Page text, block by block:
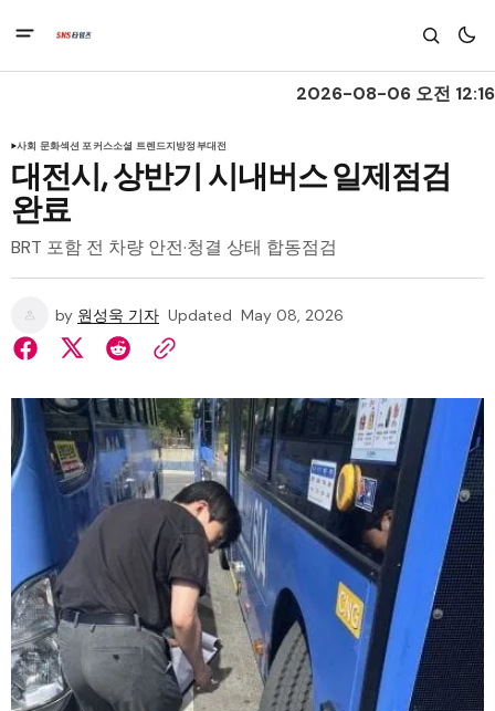
2026-08-06 오전 12:16
사회 문화섹션 포커스소셜 트렌드지방정부대전
대전시, 상반기 시내버스 일제점검
완료
BRT 포함 전 차량 안전·청결 상태 합동점검
by 원성욱 기자 Updated May 08, 2026